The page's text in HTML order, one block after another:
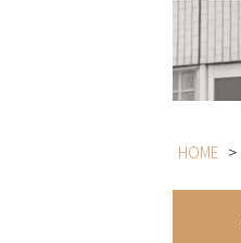
HOME >